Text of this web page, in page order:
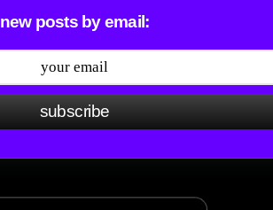
new posts by email:
subscribe